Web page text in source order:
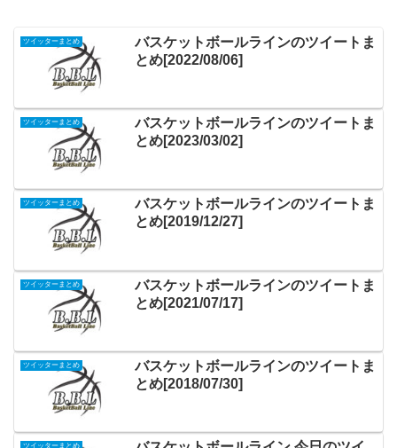
ツイッターまとめ
バスケットボールラインのツイートま
とめ[2022/08/06]
ツイッターまとめ
バスケットボールラインのツイートま
とめ[2023/03/02]
ツイッターまとめ
バスケットボールラインのツイートま
とめ[2019/12/27]
ツイッターまとめ
バスケットボールラインのツイートま
とめ[2021/07/17]
ツイッターまとめ
バスケットボールラインのツイートま
とめ[2018/07/30]
ツイッターまとめ